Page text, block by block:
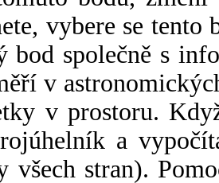
vybere se tento
bod společně s
v
v prostoru.
a
všech stran).